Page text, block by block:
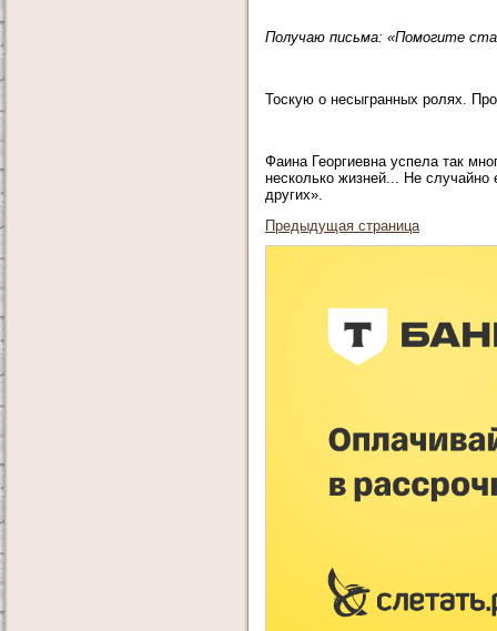
Получаю письма: «Помогите
Тоскую о несыгранных ролях.
Фаина Георгиевна успела так
несколько жизней... Не
других».
Предыдущая страница